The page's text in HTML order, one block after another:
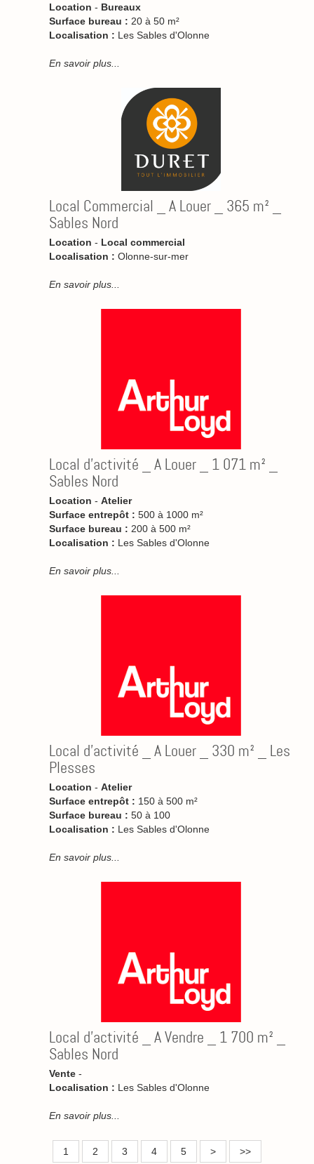
Location - Bureaux
Surface bureau : 20 à 50 m²
Localisation : Les Sables d'Olonne
En savoir plus...
Local Commercial _ A Louer _ 365 m² _
Sables Nord
Location - Local commercial
Localisation : Olonne-sur-mer
En savoir plus...
Local d'activité _ A Louer _ 1 071 m² _
Sables Nord
Location - Atelier
Surface entrepôt : 500 à 1000 m²
Surface bureau : 200 à 500 m²
Localisation : Les Sables d'Olonne
En savoir plus...
Local d'activité _ A Louer _ 330 m² _ Les
Plesses
Location - Atelier
Surface entrepôt : 150 à 500 m²
Surface bureau : 50 à 100
Localisation : Les Sables d'Olonne
En savoir plus...
Local d'activité _ A Vendre _ 1 700 m² _
Sables Nord
Vente -
Localisation : Les Sables d'Olonne
En savoir plus...
1 2 3 4 5 > >>